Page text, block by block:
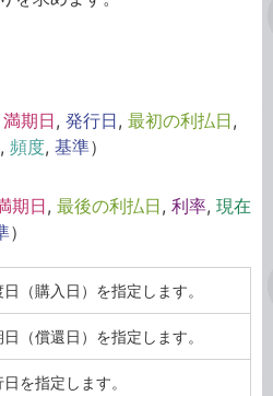
満期日, 発行日, 最初の利払日,
, 頻度, 基準）
期日, 最後の利払日, 利率, 現在
）
（購入日）を指定します。
（償還日）を指定します。
を指定します。